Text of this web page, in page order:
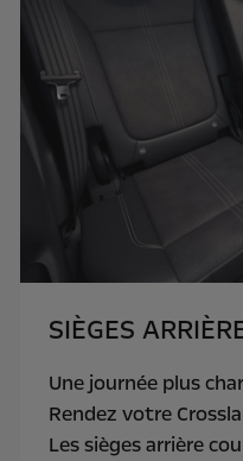
SIÈGES
Une journée plus
Rendez votre
Les sièges arrière